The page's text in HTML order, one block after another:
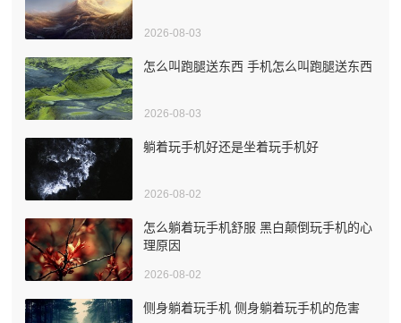
2026-08-03
怎么叫跑腿送东西 手机怎么叫跑腿送东西
2026-08-03
躺着玩手机好还是坐着玩手机好
2026-08-02
怎么躺着玩手机舒服 黑白颠倒玩手机的心
理原因
2026-08-02
侧身躺着玩手机 侧身躺着玩手机的危害